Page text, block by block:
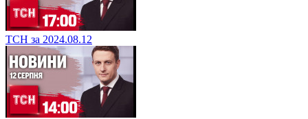
ТСН за 2024.08.12